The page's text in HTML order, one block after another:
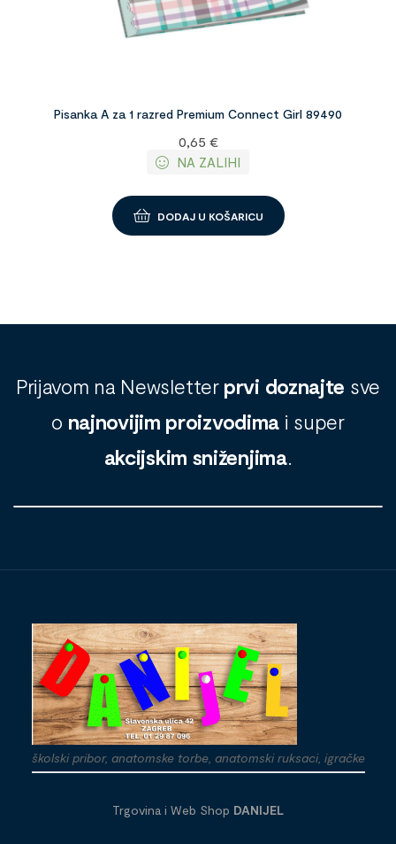
Pisanka A za 1 razred Premium Connect Girl 89490
0,65 €
NA ZALIHI
DODAJ U KOŠARICU
Prijavom na Newsletter prvi doznajte sve
o najnovijim proizvodima i super
akcijskim sniženjima.
školski pribor, anatomske torbe, anatomski ruksaci, igračke
Trgovina i Web Shop DANIJEL